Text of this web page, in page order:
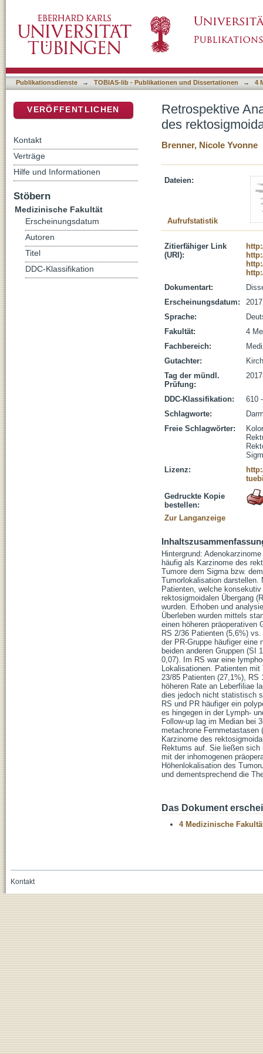
Übergangs zum proximalen Rektum oder
Publikationsdienste → TOBIAS-lib - Publikationen und Dissertationen → 4
Retrospektive
des
Brenner, Nicole Yvonne
Dateien:
Aufrufstatistik
Zitierfähiger Link
(URI):
Dokumentart:
Erscheinungsdatum:
2017
Sprache:
Fakultät:
4
Fachbereich:
Gutachter:
Tag der mündl.
Prüfung:
DDC-Klassifikation:
610
Schlagworte:
Freie Schlagwörter:
Lizenz:
Gedruckte Kopie
bestellen:
Zur Langanzeige
Hintergrund:
häufig als Karzinome des
Tumore dem Sigma bzw.
Tumorlokalisation darstellen.
Patienten, welche
rektosigmoidalen Übergang
wurden. Erhoben und
Überleben wurden mittels
einen höheren präoperativen
RS 2/36 Patienten (5,6%)
der PR-Gruppe häufiger eine
beiden anderen Gruppen (SI
0,07). Im RS war eine
Lokalisationen. Patienten
23/85 Patienten (27,1%), RS
höheren Rate an Leberfiliae
dies jedoch nicht statistisch
RS und PR häufiger ein
es hingegen in der Lymph-
Follow-up lag im Median bei
metachrone
Karzinome des
Rektums auf. Sie ließen sich
mit der inhomogenen
Höhenlokalisation des
und dementsprechend die
Das Dokument
4 Medizinische
VERÖFFENTLICHEN
Kontakt
Verträge
Hilfe und Informationen
Stöbern
Medizinische Fakultät
Erscheinungsdatum
Autoren
Titel
DDC-Klassifikation
Kontakt